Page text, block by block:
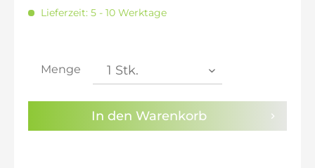
Sie haben dieDatenschutzbestimmungenzur
Kenntnis genommen.
inkl. 16% MwSt.: 692,10 €
inkl. 20% MwSt.: 715,97 €
inkl. 21% MwSt.: 721,93 €
inkl. 22% MwSt.: 727,90 €
Lieferzeit: 5 - 10 Werktage
Menge
In den Warenkorb